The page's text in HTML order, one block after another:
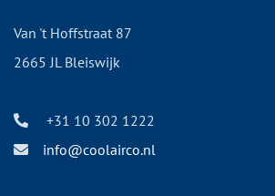
Van 't Hoffstraat 87
2665 JL Bleiswijk
+31 10 302 1222
info@coolairco.nl